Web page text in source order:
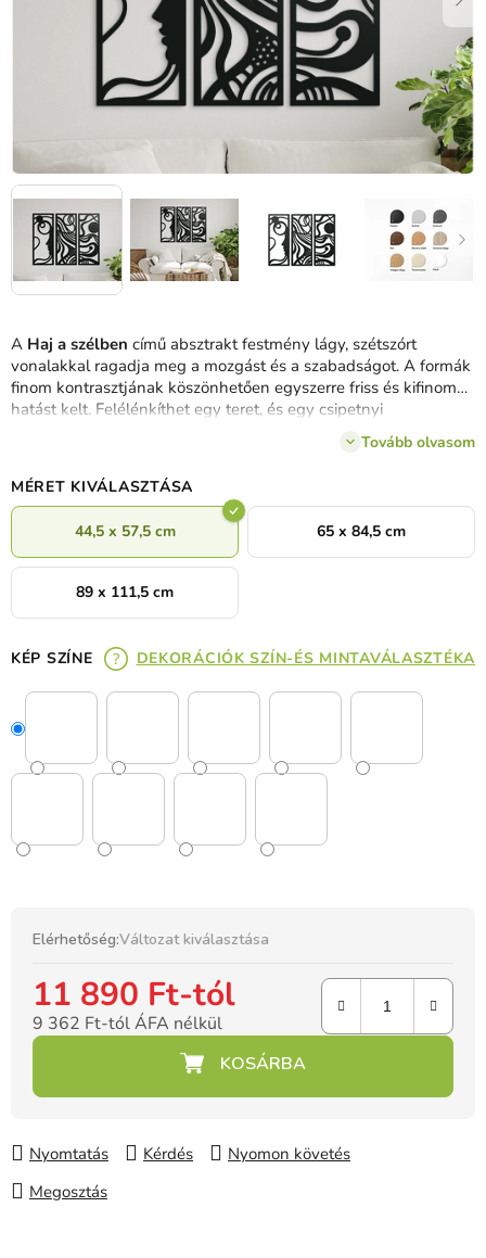
A Haj a szélben című absztrakt festmény lágy, szétszórt
vonalakkal ragadja meg a mozgást és a szabadságot. A formák
finom kontrasztjának köszönhetően egyszerre friss és kifinomult
hatást kelt. Felélénkíthet egy teret, és egy csipetnyi
Tovább olvasom
MÉRET KIVÁLASZTÁSA
44,5 x 57,5 cm 65 x 84,5 cm
89 x 111,5 cm
KÉP SZÍNE DEKORÁCIÓK SZÍN-ÉS MINTAVÁLASZTÉKA
Elérhetőség:Változat kiválasztása
11 890 Ft-tól
9 362 Ft-tól ÁFA nélkül
Nyomtatás Kérdés
Nyomon követés
Megosztás